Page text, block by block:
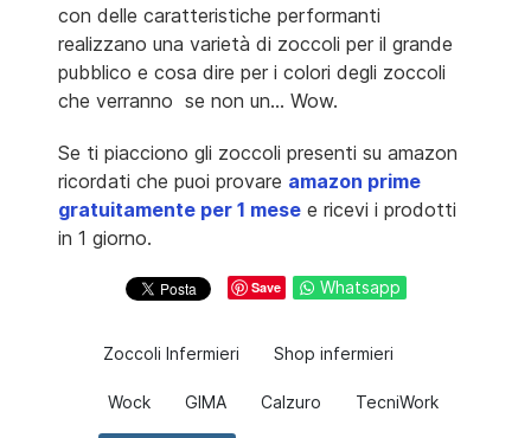
con delle caratteristiche performanti
realizzano una varietà di zoccoli per il grande
pubblico e cosa dire per i colori degli zoccoli
che verranno se non un... Wow.
Se ti piacciono gli zoccoli presenti su amazon
ricordati che puoi provare amazon prime
gratuitamente per 1 mese e ricevi i prodotti
in 1 giorno.
Save Whatsapp
Zoccoli Infermieri Shop infermieri
Wock GIMA Calzuro TecniWork